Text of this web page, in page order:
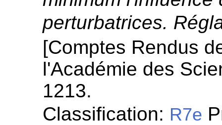
perturbatrices.
[Comptes Rendus
l'Académie des
1213.
Classification: R7e